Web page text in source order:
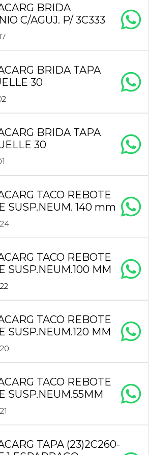
BRIDA
C/AGUJ. P/ 3C333
BRIDA TAPA
30
BRIDA TAPA
30
TACO REBOTE
SUSP.NEUM. 140 mm
TACO REBOTE
SUSP.NEUM.100 MM
TACO REBOTE
SUSP.NEUM.120 MM
TACO REBOTE
SUSP.NEUM.55MM
TAPA (23)2C260-